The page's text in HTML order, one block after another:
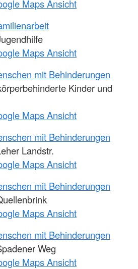
Maps Ansicht
Maps Ansicht
mit Behinderungen
Kinder und
Maps Ansicht
mit Behinderungen
Landstr.
Maps Ansicht
mit Behinderungen
Maps Ansicht
mit Behinderungen
Weg
Maps Ansicht